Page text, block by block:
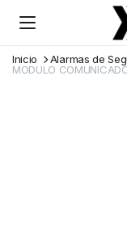
Inicio Alarmas de
MODULO